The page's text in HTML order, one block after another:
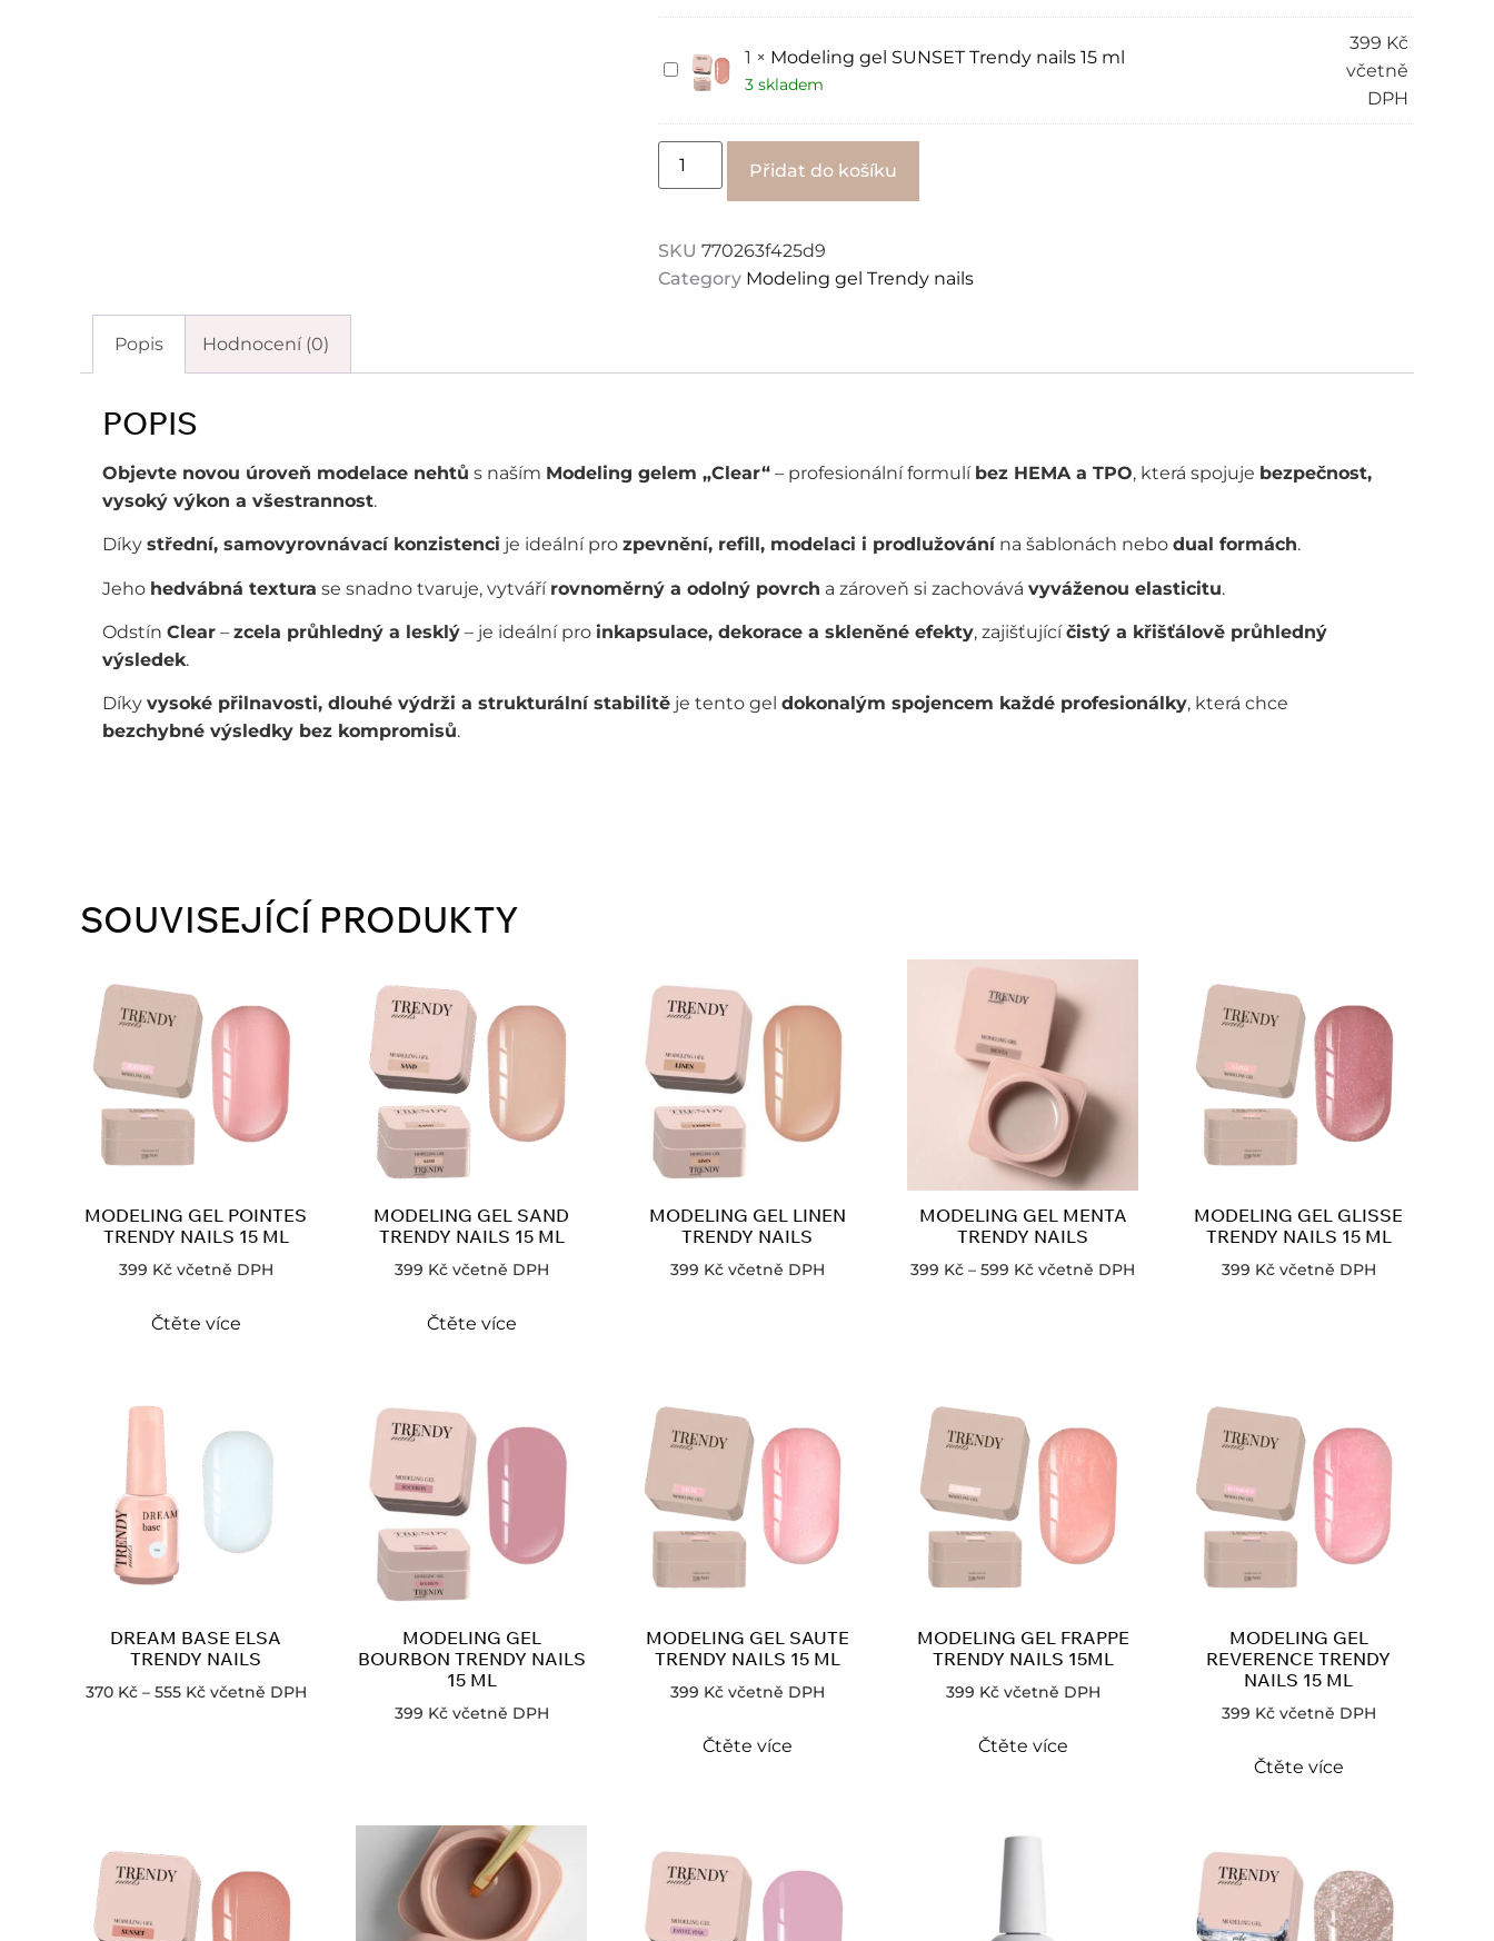
Trendy
Modeling
gel
Trendy
nails
15
ml
1 × Modeling gel SUNSET Trendy nails 15 ml
3 skladem
399 Kč
včetně
DPH
Přidat do košíku
SKU 770263f425d9
Category Modeling gel Trendy nails
Popis Hodnocení (0)
POPIS
Objevte novou úroveň modelace nehtů s naším Modeling gelem „Clear“ – profesionální formulí bez HEMA a TPO, která spojuje bezpečnost,
vysoký výkon a všestrannost.
Díky střední, samovyrovnávací konzistenci je ideální pro zpevnění, refill, modelaci i prodlužovánína šablonách nebo dual formách.
Jeho hedvábná textura se snadno tvaruje, vytváří rovnoměrný a odolný povrch a zároveň si zachovává vyváženou elasticitu.
Odstín Clear – zcela průhledný a lesklý – je ideální pro inkapsulace, dekorace a skleněné efekty, zajišťujícíčistý a křišťálově průhledný
výsledek.
Díky vysoké přilnavosti, dlouhé výdrži a strukturální stabilitě je tento gel dokonalým spojencem každé profesionálky, která chce
bezchybné výsledky bez kompromisů.
SOUVISEJÍCÍ PRODUKTY
MODELING GEL POINTES
TRENDY NAILS 15 ML
399 Kč včetně DPH
Čtěte více
MODELING GEL SAND
TRENDY NAILS 15 ML
399 Kč včetně DPH
Čtěte více
MODELING GEL LINEN
TRENDY NAILS
399 Kč včetně DPH
MODELING GEL MENTA
TRENDY NAILS
399 Kč – 599 Kč včetně DPH
MODELING GEL GLISSE
TRENDY NAILS 15 ML
399 Kč včetně DPH
DREAM BASE ELSA
TRENDY NAILS
370 Kč – 555 Kč včetně DPH
MODELING GEL
BOURBON TRENDY NAILS
15 ML
399 Kč včetně DPH
MODELING GEL SAUTE
TRENDY NAILS 15 ML
399 Kč včetně DPH
Čtěte více
MODELING GEL FRAPPE
TRENDY NAILS 15ML
399 Kč včetně DPH
Čtěte více
MODELING GEL
REVERENCE TRENDY
NAILS 15 ML
399 Kč včetně DPH
Čtěte více